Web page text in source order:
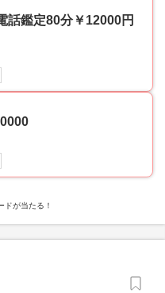
話鑑定80分￥12000円
が当たる！